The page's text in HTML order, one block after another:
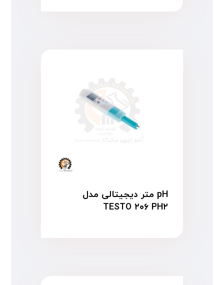
pH متر دیجیتالی مدل
TESTO ۲۰۶ PH۲